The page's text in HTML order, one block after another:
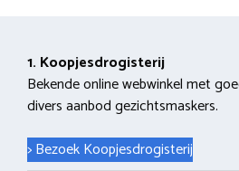
1. Koopjesdrogisterij
Bekende online webwinkel met
divers aanbod gezichtsmaskers.
> Bezoek Koopjesdrogisterij